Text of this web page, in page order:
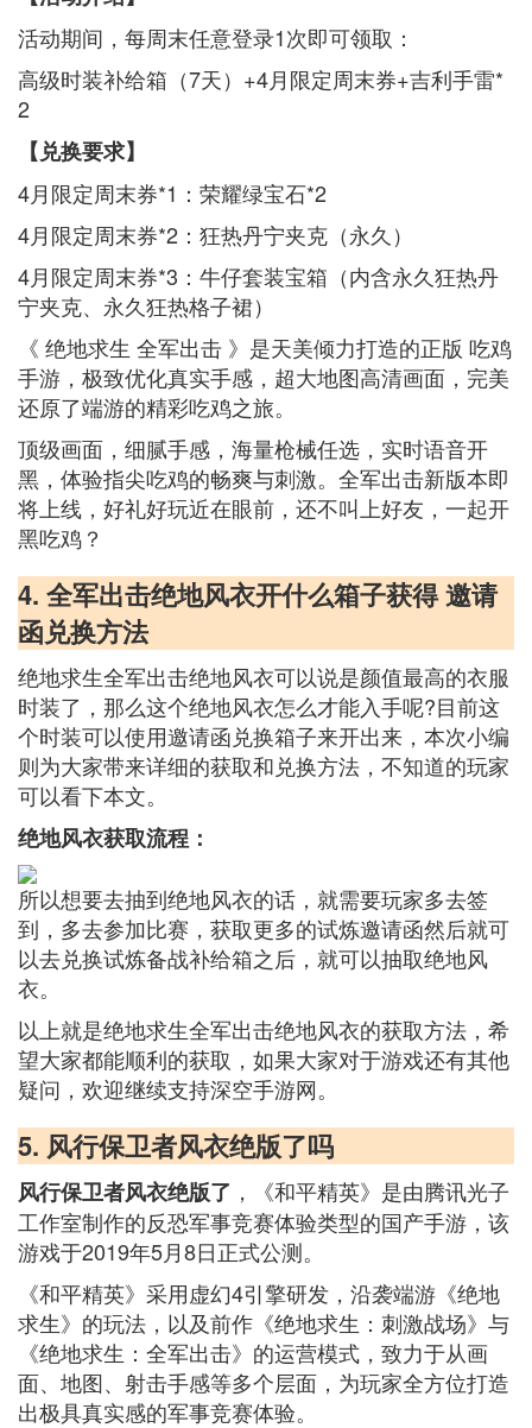
活动期间，每周末任意登录1次即可领取：
高级时装补给箱（7天）+4月限定周末券+吉利手雷*
2
【兑换要求】
4月限定周末券*1：荣耀绿宝石*2
4月限定周末券*2：狂热丹宁夹克（永久）
4月限定周末券*3：牛仔套装宝箱（内含永久狂热丹
宁夹克、永久狂热格子裙）
《 绝地求生 全军出击 》是天美倾力打造的正版 吃鸡
手游，极致优化真实手感，超大地图高清画面，完美
还原了端游的精彩吃鸡之旅。
顶级画面，细腻手感，海量枪械任选，实时语音开
黑，体验指尖吃鸡的畅爽与刺激。全军出击新版本即
将上线，好礼好玩近在眼前，还不叫上好友，一起开
黑吃鸡？
4. 全军出击绝地风衣开什么箱子获得 邀请
函兑换方法
绝地求生全军出击绝地风衣可以说是颜值最高的衣服
时装了，那么这个绝地风衣怎么才能入手呢?目前这
个时装可以使用邀请函兑换箱子来开出来，本次小编
则为大家带来详细的获取和兑换方法，不知道的玩家
可以看下本文。
绝地风衣获取流程：
所以想要去抽到绝地风衣的话，就需要玩家多去签
到，多去参加比赛，获取更多的试炼邀请函然后就可
以去兑换试炼备战补给箱之后，就可以抽取绝地风
衣。
以上就是绝地求生全军出击绝地风衣的获取方法，希
望大家都能顺利的获取，如果大家对于游戏还有其他
疑问，欢迎继续支持深空手游网。
5. 风行保卫者风衣绝版了吗
风行保卫者风衣绝版了 ，《和平精英》是由腾讯光子
工作室制作的反恐军事竞赛体验类型的国产手游，该
游戏于2019年5月8日正式公测。
《和平精英》采用虚幻4引擎研发，沿袭端游《绝地
求生》的玩法，以及前作《绝地求生：刺激战场》与
《绝地求生：全军出击》的运营模式，致力于从画
面、地图、射击手感等多个层面，为玩家全方位打造
出极具真实感的军事竞赛体验。